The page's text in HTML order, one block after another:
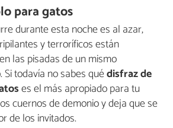
para gatos
durante esta noche es al azar,
y terroríficos están
las pisadas de un mismo
todavía no sabes quédisfraz de
es el más apropiado para tu
cuernos de demonio y deja que se
de los invitados.